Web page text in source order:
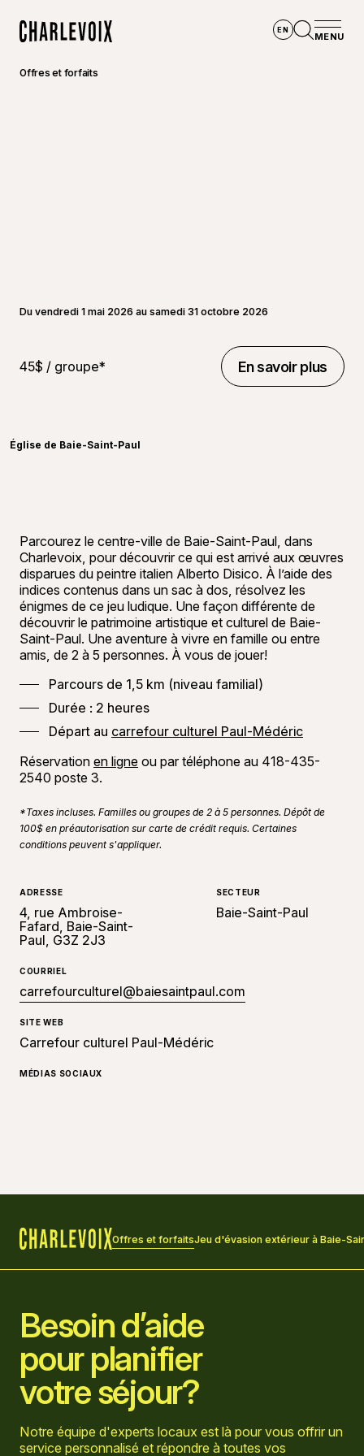
EN
MENU
Offres et forfaits
Du vendredi 1 mai 2026 au samedi 31 octobre 2026
45$ / groupe*
En savoir plus
En savoir plus
Église de Baie-Saint-Paul
Parcourez le centre-ville de Baie-Saint-Paul, dans
Charlevoix, pour découvrir ce qui est arrivé aux œuvres
disparues du peintre italien Alberto Disico. À l’aide des
indices contenus dans un sac à dos, résolvez les
énigmes de ce jeu ludique. Une façon différente de
découvrir le patrimoine artistique et culturel de Baie-
Saint-Paul. Une aventure à vivre en famille ou entre
amis, de 2 à 5 personnes. À vous de jouer!
Parcours de 1,5 km (niveau familial)
Durée : 2 heures
Départ au carrefour culturel Paul-Médéric
Réservation en ligne ou par téléphone au 418-435-
2540 poste 3.
*Taxes incluses. Familles ou groupes de 2 à 5 personnes. Dépôt de
100$ en préautorisation sur carte de crédit requis. Certaines
conditions peuvent s'appliquer.
ADRESSE
4, rue Ambroise-
Fafard, Baie-Saint-
Paul, G3Z 2J3
SECTEUR
Baie-Saint-Paul
COURRIEL
carrefourculturel@baiesaintpaul.com
SITE WEB
Carrefour culturel Paul-Médéric
MÉDIAS SOCIAUX
Offres et forfaitsJeu d'évasion extérieur à Baie-
Besoin d’aide
pour planifier
votre séjour?
Notre équipe d'experts locaux est là pour vous offrir un
service personnalisé et répondre à toutes vos